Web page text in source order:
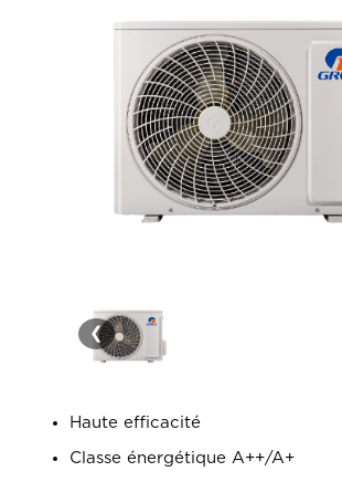
❮
Haute efficacité
Classe énergétique A++/A+